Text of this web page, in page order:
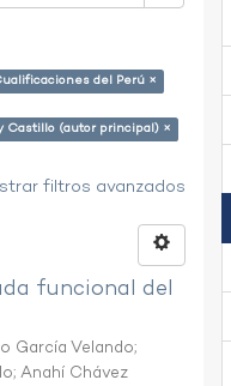
del Perú ×
Castillo (autor principal) ×
filtros avanzados
funcional del
García Velando;
;Anahí Chávez